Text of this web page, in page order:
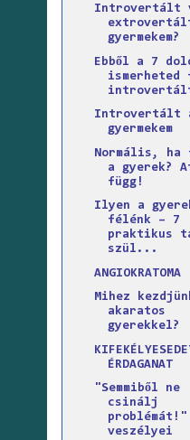
Introvertált
gyermekem?
Ebből a 7
Introvertált
gyermekem
Normális, ha
a gyerek?
függ!
Ilyen a
félénk – 7
praktikus
szül...
ANGIOKRATOMA
Mihez
akaratos
gyerekkel?
ÉRDAGANAT
"Semmiből ne
csinálj
veszélyei